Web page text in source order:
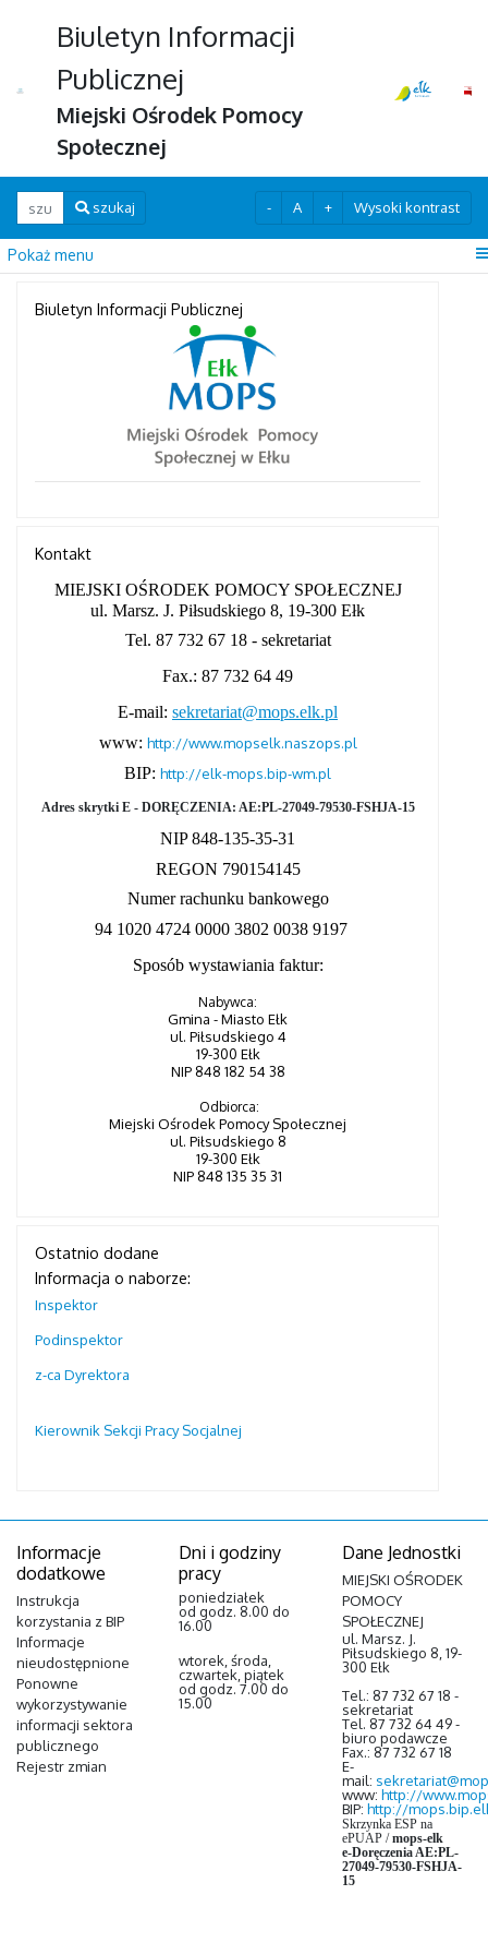
Biuletyn Informacji
Publicznej
Miejski Ośrodek Pomocy
Społecznej
Wpisz szukaną frazę
szukaj - A + Wysoki kontrast
Pokaż menu
Biuletyn Informacji Publicznej
Kontakt
MIEJSKI OŚRODEK POMOCY SPOŁECZNEJ
ul. Marsz. J. Piłsudskiego 8, 19-300 Ełk
Tel. 87 732 67 18 - sekretariat
Fax.: 87 732 64 49
E-mail: sekretariat@mops.elk.pl
www: http://www.mopselk.naszops.pl
BIP: http://elk-mops.bip-wm.pl
Adres skrytki E - DORĘCZENIA: AE:PL-27049-79530-FSHJA-15
NIP 848-135-35-31
REGON 790154145
Numer rachunku bankowego
94 1020 4724 0000 3802 0038 9197
Sposób wystawiania faktur:
Nabywca:
Gmina - Miasto Ełk
ul. Piłsudskiego 4
19-300 Ełk
NIP 848 182 54 38
Odbiorca:
Miejski Ośrodek Pomocy Społecznej
ul. Piłsudskiego 8
19-300 Ełk
NIP 848 135 35 31
Ostatnio dodane
Informacja o naborze:
Inspektor
Podinspektor
z-ca Dyrektora
Kierownik Sekcji Pracy Socjalnej
Informacje
dodatkowe
Instrukcja
korzystania z BIP
Informacje
nieudostępnione
Ponowne
wykorzystywanie
informacji sektora
publicznego
Rejestr zmian
Dni i godziny
pracy
poniedziałek
od godz. 8.00 do
16.00
wtorek, środa,
czwartek, piątek
od godz. 7.00 do
15.00
Dane Jednostki
MIEJSKI OŚRODEK
POMOCY
SPOŁECZNEJ
ul. Marsz. J.
Piłsudskiego 8, 19-
300 Ełk
Tel.: 87 732 67 18 -
sekretariat
Tel. 87 732 64 49 -
biuro podawcze
Fax.: 87 732 67 18
E-
mail:
www: http://
BIP: http://
Skrzynka ESP na
ePUAP/mops-elk
e-Doręczenia AE:PL-
27049-79530-FSHJA-
15